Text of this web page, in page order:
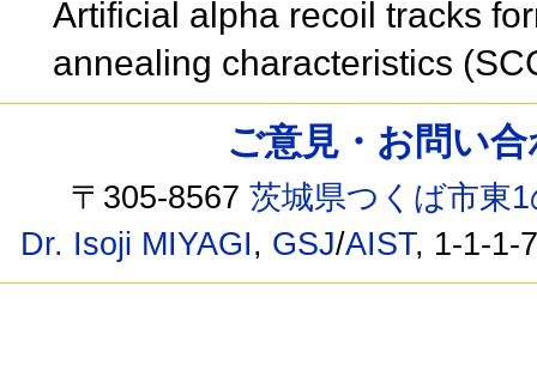
Artificial alpha recoil tracks
annealing characteristics
ご意見・お問い
〒305-8567茨城県つくば市東
Dr. Isoji MIYAGI, GSJ/AIST, 1-1-1-